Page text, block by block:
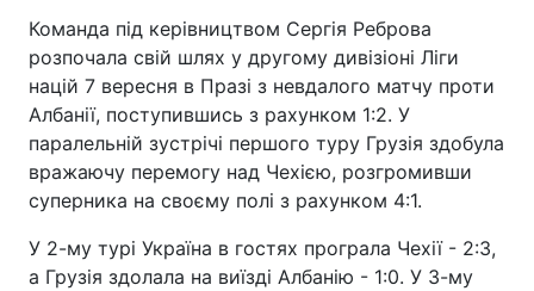
Команда під керівництвом Сергія Реброва
розпочала свій шлях у другому дивізіоні Ліги
націй 7 вересня в Празі з невдалого матчу проти
Албанії, поступившись з рахунком 1:2. У
паралельній зустрічі першого туру Грузія здобула
вражаючу перемогу над Чехією, розгромивши
суперника на своєму полі з рахунком 4:1.
У 2-му турі Україна в гостях програла Чехії - 2:3,
а Грузія здолала на виїзді Албанію - 1:0. У 3-му